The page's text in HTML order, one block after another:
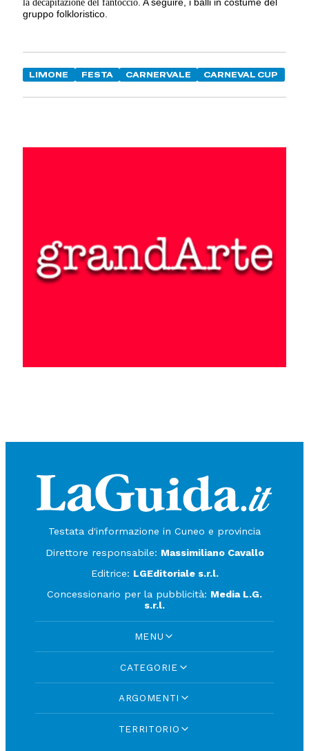
gruppo folkloristico.
LIMONE FESTA CARNERVALE CARNEVAL CUP
Testata d'informazione in Cuneo e provincia
Direttore responsabile: Massimiliano Cavallo
Editrice: LGEditoriale s.r.l.
Concessionario per la pubblicità: Media L.G.
s.r.l.
MENU
CATEGORIE
ARGOMENTI
TERRITORIO